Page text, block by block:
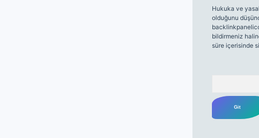
Hukuka ve
olduğunu
bildirmeniz
süre içerisinde